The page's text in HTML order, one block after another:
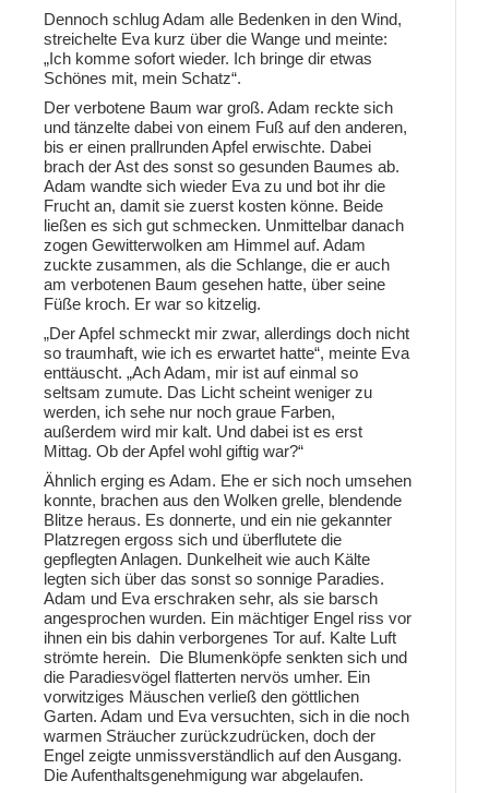
Dennoch schlug Adam alle Bedenken in den Wind,
streichelte Eva kurz über die Wange und meinte:
„Ich komme sofort wieder. Ich bringe dir etwas
Schönes mit, mein Schatz“.
Der verbotene Baum war groß. Adam reckte sich
und tänzelte dabei von einem Fuß auf den anderen,
bis er einen prallrunden Apfel erwischte. Dabei
brach der Ast des sonst so gesunden Baumes ab.
Adam wandte sich wieder Eva zu und bot ihr die
Frucht an, damit sie zuerst kosten könne. Beide
ließen es sich gut schmecken. Unmittelbar danach
zogen Gewitterwolken am Himmel auf. Adam
zuckte zusammen, als die Schlange, die er auch
am verbotenen Baum gesehen hatte, über seine
Füße kroch. Er war so kitzelig.
„Der Apfel schmeckt mir zwar, allerdings doch nicht
so traumhaft, wie ich es erwartet hatte“, meinte Eva
enttäuscht. „Ach Adam, mir ist auf einmal so
seltsam zumute. Das Licht scheint weniger zu
werden, ich sehe nur noch graue Farben,
außerdem wird mir kalt. Und dabei ist es erst
Mittag. Ob der Apfel wohl giftig war?“
Ähnlich erging es Adam. Ehe er sich noch umsehen
konnte, brachen aus den Wolken grelle, blendende
Blitze heraus. Es donnerte, und ein nie gekannter
Platzregen ergoss sich und überflutete die
gepflegten Anlagen. Dunkelheit wie auch Kälte
legten sich über das sonst so sonnige Paradies.
Adam und Eva erschraken sehr, als sie barsch
angesprochen wurden. Ein mächtiger Engel riss vor
ihnen ein bis dahin verborgenes Tor auf. Kalte Luft
strömte herein. Die Blumenköpfe senkten sich und
die Paradiesvögel flatterten nervös umher. Ein
vorwitziges Mäuschen verließ den göttlichen
Garten. Adam und Eva versuchten, sich in die noch
warmen Sträucher zurückzudrücken, doch der
Engel zeigte unmissverständlich auf den Ausgang.
Die Aufenthaltsgenehmigung war abgelaufen.